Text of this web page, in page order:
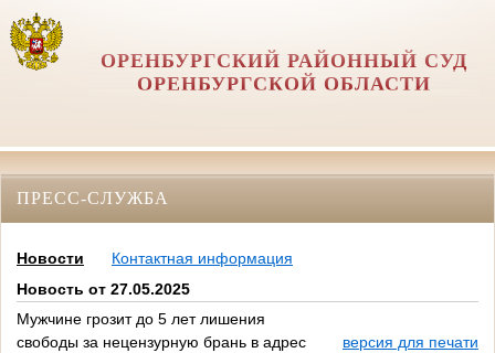
ОРЕНБУРГСКИЙ РАЙОННЫЙ СУД
ОРЕНБУРГСКОЙ ОБЛАСТИ
ПРЕСС-СЛУЖБА
Новости
Контактная информация
Новость от 27.05.2025
Мужчине грозит до 5 лет лишения
свободы за нецензурную брань в адрес
версия для печати